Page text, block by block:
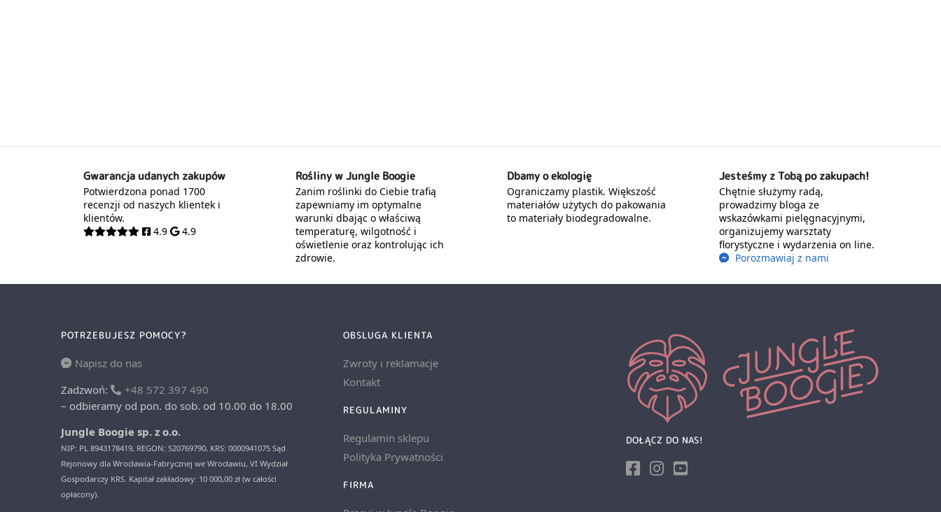
Gwarancja udanych zakupów
Potwierdzona ponad 1700
recenzji od naszych klientek i
klientów.
4.9
4.9
Rośliny w Jungle Boogie
Zanim roślinki do Ciebie trafią
zapewniamy im optymalne
warunki dbając o właściwą
temperaturę, wilgotność i
oświetlenie oraz kontrolując ich
zdrowie.
Dbamy o ekologię
Ograniczamy plastik. Większość
materiałów użytych do pakowania
to materiały biodegradowalne.
Jesteśmy z Tobą po zakupach!
Chętnie służymy radą,
prowadzimy bloga ze
wskazówkami pielęgnacyjnymi,
organizujemy warsztaty
florystyczne i wydarzenia on line.
Porozmawiaj z nami
POTRZEBUJESZ POMOCY?
Napisz do nas
Zadzwoń:
+48 572 397 490
– odbieramy od pon. do sob. od 10.00 do 18.00
Jungle Boogie sp. z o.o.
NIP: PL 8943178419, REGON: 520769790, KRS: 0000941075 Sąd
Rejonowy dla Wrocławia-Fabrycznej we Wrocławiu, VI Wydział
Gospodarczy KRS. Kapitał zakładowy: 10 000,00 zł (w całości
opłacony).
OBSLUGA KLIENTA
Zwroty i reklamacje
Kontakt
REGULAMINY
Regulamin sklepu
Polityka Prywatności
FIRMA
DOŁĄCZ DO NAS!